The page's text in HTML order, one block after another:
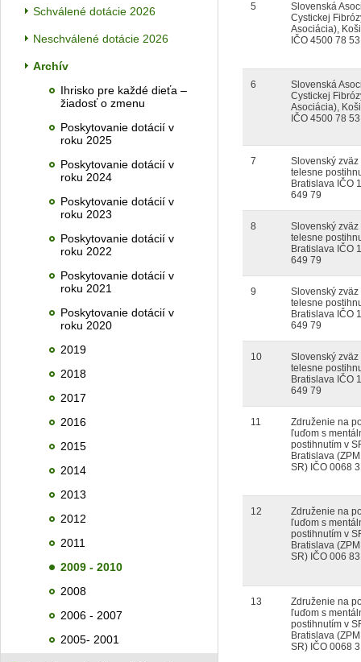
5
Slovenská
Cystickej
Asociácia),
IČO 4500 78 53
6
Slovenská
Cystickej
Asociácia),
IČO 4500 78 53
7
Slovenský zväz
telesne
Bratislava IČO
649 79
8
Slovenský zväz
telesne
Bratislava IČO
649 79
9
Slovenský zväz
telesne
Bratislava IČO
649 79
10
Slovenský zväz
telesne
Bratislava IČO
649 79
11
Združenie na
ľuďom s
postihnutím v
Bratislava
SR) IČO 0068
12
Združenie na
ľuďom s
postihnutím v
Bratislava
SR) IČO 006
13
Združenie na
ľuďom s
postihnutím v
Bratislava
SR) IČO 0068
Schválené dotácie 2026
Neschválené dotácie 2026
Archív
Ihrisko pre každé dieťa –
žiadosť o zmenu
Poskytovanie dotácií v
roku 2025
Poskytovanie dotácií v
roku 2024
Poskytovanie dotácií v
roku 2023
Poskytovanie dotácií v
roku 2022
Poskytovanie dotácií v
roku 2021
Poskytovanie dotácií v
roku 2020
2019
2018
2017
2016
2015
2014
2013
2012
2011
2009 - 2010
2008
2006 - 2007
2005- 2001